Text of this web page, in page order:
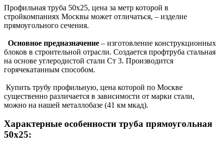
Профильная труба 50х25, цена за метр которой в
стройкомпаниях Москвы может отличаться, – изделие
прямоугольного сечения.
Основное предназначение – изготовление конструкционных
блоков в строительной отрасли. Создается профтруба стальная
на основе углеродистой стали Ст 3. Производится
горячекатанным способом.
Купить трубу профильную, цена которой по Москве
существенно различается в зависимости от марки стали,
можно на нашей металлобазе (41 км мкад).
Характерные особенности труба прямоугольная
50х25: